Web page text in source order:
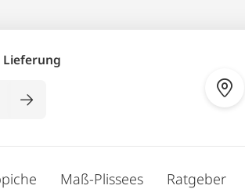
Lieferung
Maß-Plissees Ratgeber